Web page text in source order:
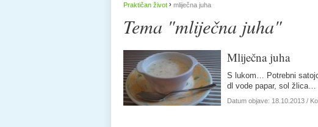
Praktičan život › mliječna juha
Tema "mliječna juha"
Mliječna juha
S lukom… Potrebni
dl vode papar, sol žlica…
Datum objave: 18.10.2013 /